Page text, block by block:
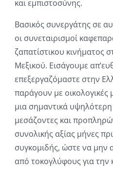
και εμπιστοσύνης.
Βασικός συνεργάτης σε
οι συνεταιρισμοί
ζαπατίστικου κινήματος
Μεξικού. Εισάγουμε
επεξεργαζόμαστε στην
παράγουν με
μια σημαντικά υψηλότερη
μεσάζοντες και
συνολικής αξίας μήνες
συγκομιδής, ώστε να μην
από τοκογλύφους για